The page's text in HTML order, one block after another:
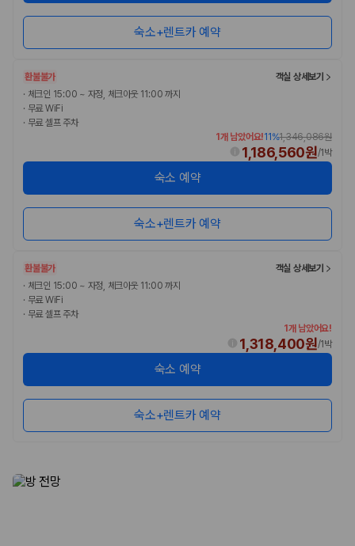
제주도 렌트카 차종별 가격비교
경차·소형차
가 가장 먼저 비교하는 차종입니다.
준중형·중형차
커플·친구 여행에서 많이 선택되며 가격과 승차감의 균형이 좋은 차
종입니다.
가족 여행, 짐이 많은 여행, 장거리 이동에 적합하며 보험 조건과 차
량 연식을 함께 비교하는 것이 좋습니다.
단체 여행이나 4인 이상 가족 여행에 적합하며 인원수, 짐 공간, 보
험 조건을 함께 확인해야 합니다.
니다
동일한 차량이라도 보험 조건에 따라 실제 부담 금액이 달라질 수 있습니
다. 카모아는 제주 렌트카 가격뿐 아니라 일반자차, 완전자차, 슈퍼자차 조
사고 발생 시 일정 금액의 면책금이 발생할 수 있습니다.
보상 한도 내에서 면책금 부담이 줄어드는 보험 조건입니
더 높은 보장 조건을 원하는 사용자에게 적합합니다.
카모아는 제주렌트카부터 국내·해외 렌트카까지 비교할 수 있는 렌트카 가
숙소+렌트카 예약
환불불가
객실 상세보기
· 체크인 15:00 ~ 자정, 체크아웃 11:00 까지
· 무료 WiFi
· 무료 셀프 주차
1개 남았어요!11%1,346,086원
1,186,560원/1박
숙소 예약
숙소+렌트카 예약
환불불가
객실 상세보기
· 체크인 15:00 ~ 자정, 체크아웃 11:00 까지
· 무료 WiFi
· 무료 셀프 주차
1개 남았어요!
1,318,400원/1박
숙소 예약
숙소+렌트카 예약